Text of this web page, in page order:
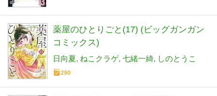
薬屋のひとりごと(17) (ビッグガンガン
コミックス)
日向夏 ねこクラゲ 七緒一綺 しのとうこ
290